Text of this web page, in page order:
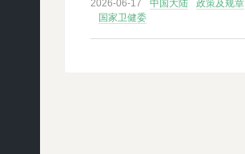
2026-06-17 中国大陆
政策及规章
国家卫健委